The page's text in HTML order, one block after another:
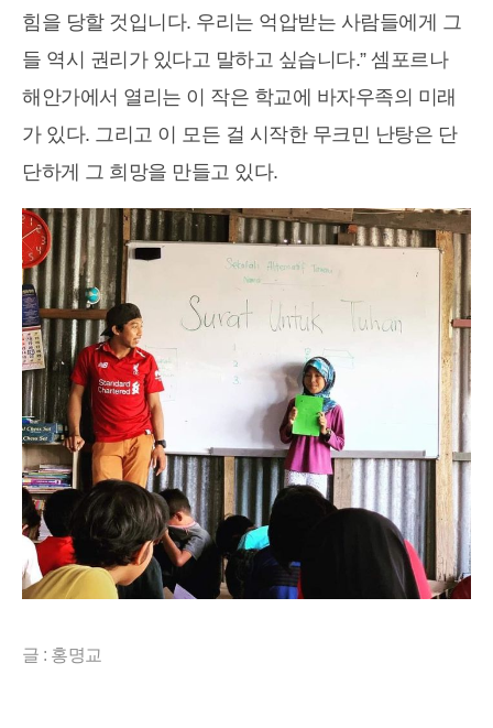
힘을 당할 것입니다. 우리는 억압받는 사람들에게 그
들 역시 권리가 있다고 말하고 싶습니다.” 셈포르나
해안가에서 열리는 이 작은 학교에 바자우족의 미래
가 있다. 그리고 이 모든 걸 시작한 무크민 난탕은 단
단하게 그 희망을 만들고 있다.
글 : 홍명교